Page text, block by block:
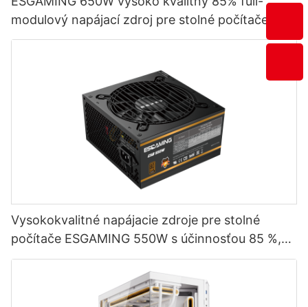
modulový napájací zdroj pre stolné počítače s
účinnosťou 80+ bronze ESB650W
Vysokokvalitné napájacie zdroje pre stolné
počítače ESGAMING 550W s účinnosťou 85 %,
certifikátom 80+ Bronze